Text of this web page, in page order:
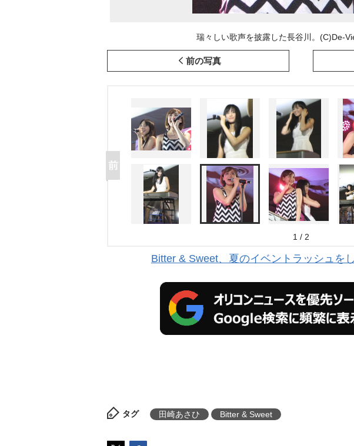
瑞々しい歌声を披露した長谷川。(C)De-
前の写真
1 / 2
Bitter & Sweet、夏のイベントラッシュを
タグ 田崎あさひ Bitter & Sweet